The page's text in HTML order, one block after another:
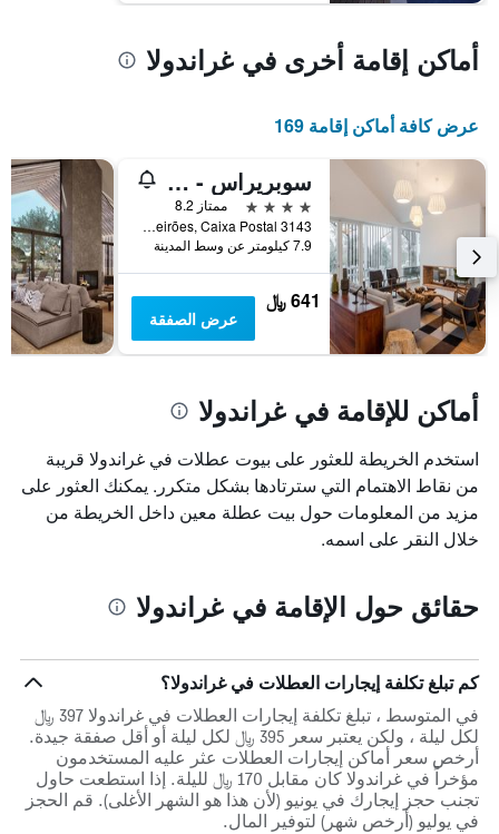
أماكن إقامة أخرى في غراندولا
عرض كافة أماكن إقامة 169
سوبريراس - ألينتيجو كانتري هوتل باي أنلوك هوتلز
4 نجوم
ممتاز 8.2
Mosqueirões, Caixa Postal 3143, غراندولا, محافظة سيتوبال, البرتغال
7.9 كيلومتر عن وسط المدينة
641 ﷼
عرض الصفقة
أماكن للإقامة في غراندولا
استخدم الخريطة للعثور على بيوت عطلات في غراندولا قريبة
من نقاط الاهتمام التي سترتادها بشكل متكرر. يمكنك العثور على
مزيد من المعلومات حول بيت عطلة معين داخل الخريطة من
خلال النقر على اسمه.
حقائق حول الإقامة في غراندولا
كم تبلغ تكلفة إيجارات العطلات في غراندولا؟
في المتوسط ، تبلغ تكلفة إيجارات العطلات في غراندولا 397 ﷼
لكل ليلة ، ولكن يعتبر سعر 395 ﷼ لكل ليلة أو أقل صفقة جيدة.
أرخص سعر أماكن إيجارات العطلات عثر عليه المستخدمون
مؤخراً في غراندولا كان مقابل 170 ﷼ لليلة. إذا استطعت حاول
تجنب حجز إيجارك في يونيو (لأن هذا هو الشهر الأغلى). قم الحجز
في يوليو (أرخص شهر) لتوفير المال.